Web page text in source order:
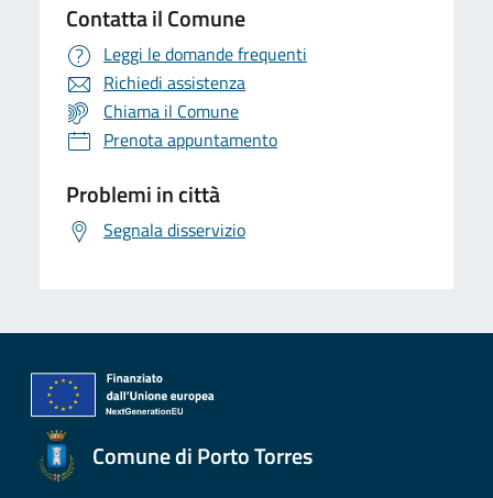
Contatta il Comune
Leggi le domande frequenti
Richiedi assistenza
Chiama il Comune
Prenota appuntamento
Problemi in città
Segnala disservizio
Comune di Porto Torres